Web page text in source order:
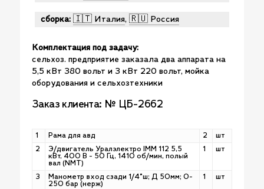
сборка: 🇮🇹 Италия, 🇷🇺 Россия
Комплектация под задачу:
сельхоз. предприятие заказала два аппарата на
5,5 кВт 380 вольт и 3 кВт 220 вольт, мойка
оборудования и сельхозтехники
Заказ клиента: № ЦБ-2662
1 Рама для авд 2
шт
2
Э/двигатель Уралэлектро IMM 112 5,5
кВт, 400 В - 50 Гц, 1410 об/мин, полый
вал (NMT)
1 шт
3
Манометр вход сзади 1/4"ш; Д 50мм; 0-
250 бар (нерж)
1 шт